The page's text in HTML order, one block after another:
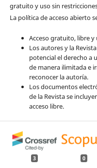
gratuito y uso sin
La política de acceso abierto
Acceso gratuito, libre y
Los autores y la
potencial el derecho a
de manera ilimitada e
reconocer la autoría.
Los documentos
de la Revista se
acceso libre.
3 0